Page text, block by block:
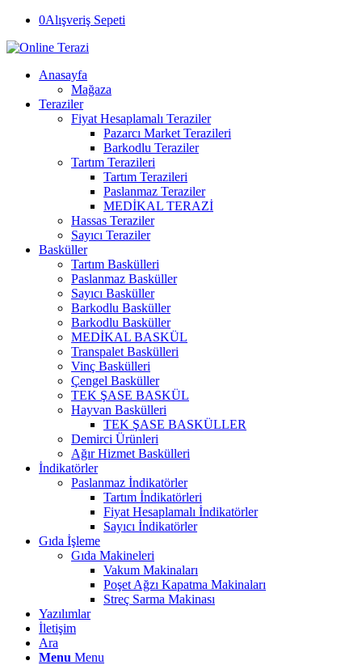
0Alışveriş Sepeti
Anasayfa
Mağaza
Teraziler
Fiyat Hesaplamalı Teraziler
Pazarcı Market Terazileri
Barkodlu Teraziler
Tartım Terazileri
Tartım Terazileri
Paslanmaz Teraziler
MEDİKAL TERAZİ
Hassas Teraziler
Sayıcı Teraziler
Basküller
Tartım Baskülleri
Paslanmaz Basküller
Sayıcı Basküller
Barkodlu Basküller
Barkodlu Basküller
MEDİKAL BASKÜL
Transpalet Baskülleri
Vinç Baskülleri
Çengel Basküller
TEK ŞASE BASKÜL
Hayvan Baskülleri
TEK ŞASE BASKÜLLER
Demirci Ürünleri
Ağır Hizmet Baskülleri
İndikatörler
Paslanmaz İndikatörler
Tartım İndikatörleri
Fiyat Hesaplamalı İndikatörler
Sayıcı İndikatörler
Gıda İşleme
Gıda Makineleri
Vakum Makinaları
Poşet Ağzı Kapatma Makinaları
Streç Sarma Makinası
Yazılımlar
İletişim
Ara
Menu Menu